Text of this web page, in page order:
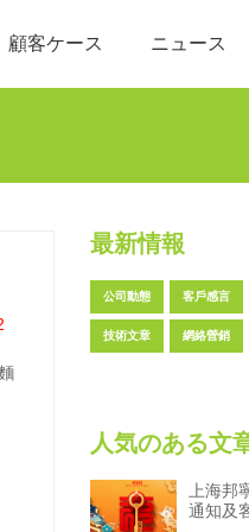
顧客ケース ニュース
最新情報
公司動態 客戶感言
技術文章 網絡營銷
人気のある文
上海邦
通知及